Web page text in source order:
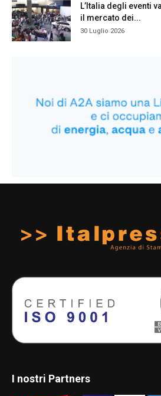
L’Italia degli eventi
il mercato dei...
30 Luglio 2026
I nostri Partners